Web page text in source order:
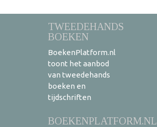
TWEEDEHANDS
BOEKEN
BoekenPlatform.nl
toont het aanbod
van tweedehands
boeken en
tijdschriften
BOEKENPLATFORM.NL